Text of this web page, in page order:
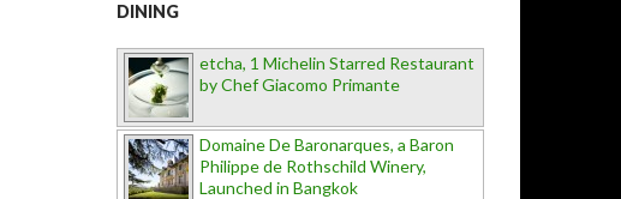
DINING
etcha, 1 Michelin Starred Restaurant
by Chef Giacomo Primante
Domaine De Baronarques, a Baron
Philippe de Rothschild Winery,
Launched in Bangkok